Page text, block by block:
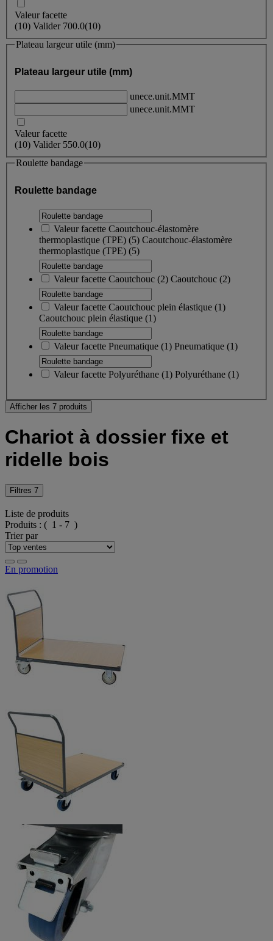
Valeur facette
(10) Valider 700.0(10)
Plateau largeur utile (mm)
Plateau largeur utile (mm)
unece.unit.MMT
unece.unit.MMT
Valeur facette
(10) Valider 550.0(10)
Roulette bandage
Roulette bandage
Valeur facette Caoutchouc-élastomère
thermoplastique (TPE) (5) Caoutchouc-élastomère
thermoplastique (TPE) (5)
Valeur facette Caoutchouc (2) Caoutchouc (2)
Valeur facette Caoutchouc plein élastique (1)
Caoutchouc plein élastique (1)
Valeur facette Pneumatique (1) Pneumatique (1)
Valeur facette Polyuréthane (1) Polyuréthane (1)
Afficher les 7 produits
Chariot à dossier fixe et
ridelle bois
Filtres 7
Liste de produits
Produits : ( 1 - 7 )
Trier par
En promotion